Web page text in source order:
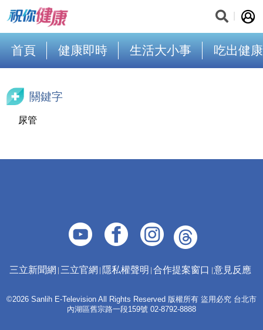
首頁 健康即時 生活大小事 吃出健康
關鍵字
尿管
三立新聞網 三立官網 隱私權聲明 合作提案窗口 意見反應
©2026 Sanlih E-Television All Rights Reserved 版權所有 盜用必究 台北市
內湖區舊宗路一段159號 02-8792-8888